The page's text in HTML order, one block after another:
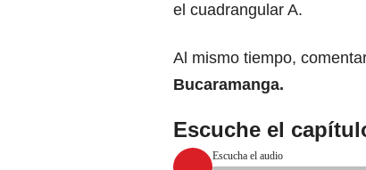
el cuadrangular A.
Al mismo tiempo,
Bucaramanga.
Escuche el
Escucha el audio